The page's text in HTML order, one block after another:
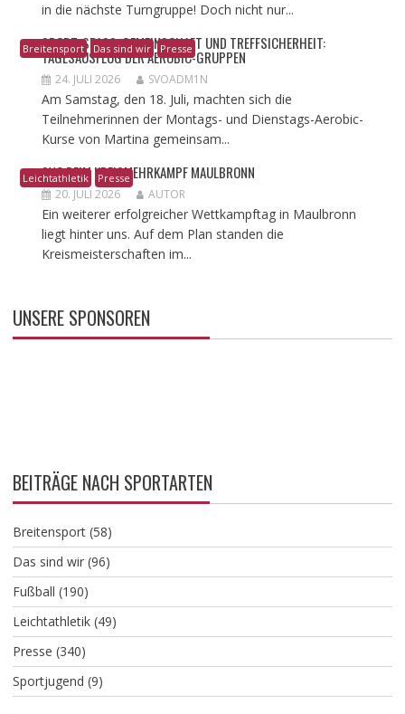
in die nächste Turngruppe! Doch nicht nur...
Breitensport Das sind wir Presse
​SPORT, SPASS, GEMEINSCHAFT UND TREFFSICHERHEIT: T
AGESAUSFLUG DER AEROBIC-GRUPPEN
24. JULI 2026 SVOADM1N
Am Samstag, den 18. Juli, machten sich die
Teilnehmerinnen der Montags- und Dienstags-Aerobic-
Kurse von Martina gemeinsam...
Leichtathletik Presse
SVO BEIM KREISMEHRKAMPF MAULBRONN
20. JULI 2026 AUTOR
Ein weiterer erfolgreicher Wettkampftag in Maulbronn
liegt hinter uns. Auf dem Plan standen die
Kreismeisterschaften im...
UNSERE SPONSOREN
BEITRÄGE NACH SPORTARTEN
Breitensport(58)
Das sind wir(96)
Fußball (190)
Leichtathletik(49)
Presse (340)
Sportjugend (9)